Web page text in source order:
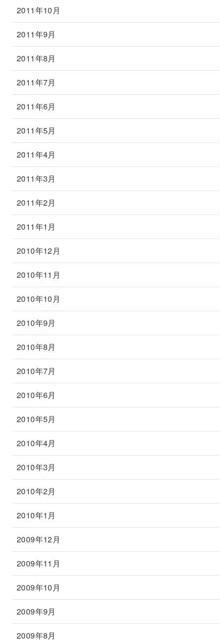
2011年10月
2011年9月
2011年8月
2011年7月
2011年6月
2011年5月
2011年4月
2011年3月
2011年2月
2011年1月
2010年12月
2010年11月
2010年10月
2010年9月
2010年8月
2010年7月
2010年6月
2010年5月
2010年4月
2010年3月
2010年2月
2010年1月
2009年12月
2009年11月
2009年10月
2009年9月
2009年8月